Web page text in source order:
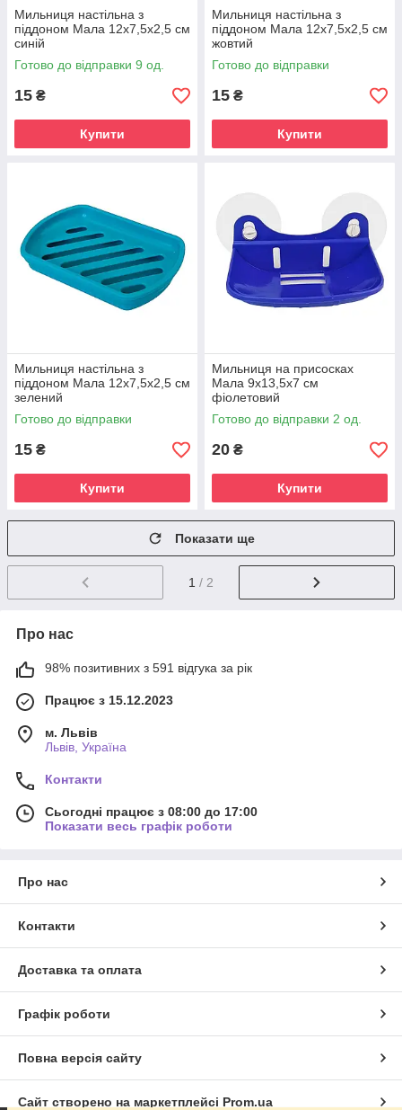
Мильниця настільна з
піддоном Мала 12х7,5х2,5 см
синій
Готово до відправки 9 од.
15 ₴
Купити
Мильниця настільна з
піддоном Мала 12х7,5х2,5 см
жовтий
Готово до відправки
15 ₴
Купити
Мильниця настільна з
піддоном Мала 12х7,5х2,5 см
зелений
Готово до відправки
15 ₴
Купити
Мильниця на присосках
Мала 9х13,5х7 см
фіолетовий
Готово до відправки 2 од.
20 ₴
Купити
Показати ще
1 / 2
Про нас
98% позитивних з 591 відгука за рік
Працює з 15.12.2023
м. Львів
Львів, Україна
Контакти
Сьогодні працює з 08:00 до 17:00
Показати весь графік роботи
Про нас
Контакти
Доставка та оплата
Графік роботи
Повна версія сайту
Сайт створено на маркетплейсі Prom.ua